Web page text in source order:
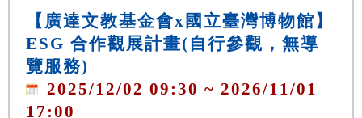
【廣達文教基金會x國立臺灣博物館】
ESG 合作觀展計畫(自行參觀，無導
覽服務)
2025/12/02 09:30 ~ 2026/11/01
17:00